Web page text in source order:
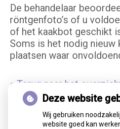
De behandelaar
röntgenfoto’s of u
of het kaakbot geschikt
Soms is het nodig nieuw
plaatsen waar
« Terug naar het
Deze website
Wij gebruiken
website goed kan